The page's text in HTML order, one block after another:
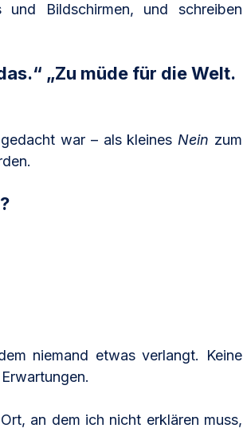
Bildschirmen, und schreiben
„Zu müde für die Welt.
war – als kleines Nein zum
niemand etwas verlangt. Keine
an dem ich nicht erklären muss,